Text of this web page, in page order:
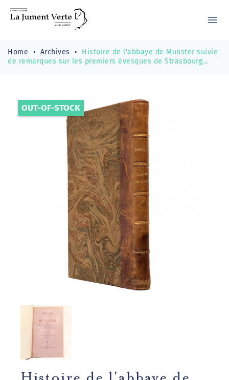
menu
Home Archives
Histoire de l'abbaye de Munster suivie
de remarques sur les premiers évesques de Strasbourg...
OUT-OF-STOCK
Histoire de l'abbaye de